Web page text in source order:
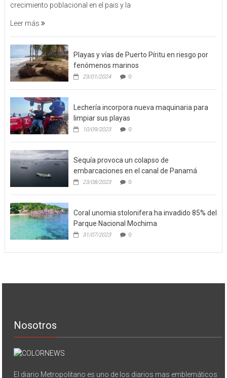
crecimiento poblacional en el pais y la
Leer más
Playas y vías de Puerto Píritu en riesgo por
fenómenos marinos
23/01/2024 0
Lechería incorpora nueva maquinaria para
limpiar sus playas
10/09/2023 0
Sequía provoca un colapso de
embarcaciones en el canal de Panamá
23/08/2023 0
Coral unomia stolonifera ha invadido 85% del
Parque Nacional Mochima
31/07/2023 0
Nosotros
El diario Metropolitano es uno de los diarios mas emblemáticos